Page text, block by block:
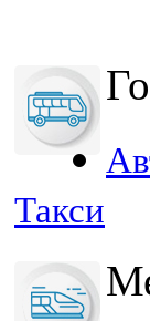
Такси